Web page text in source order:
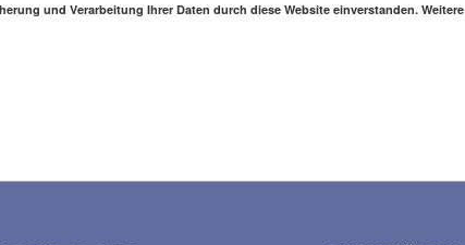
und Verarbeitung Ihrer Daten durch diese Website einverstanden. Weitere